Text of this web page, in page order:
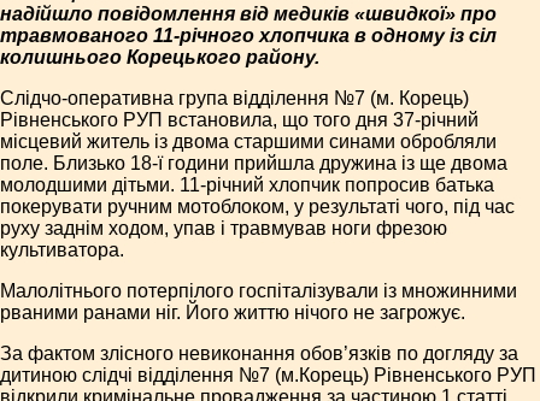
надійшло повідомлення від медиків «швидкої» про
травмованого 11-річного хлопчика в одному із сіл
колишнього Корецького району.
Слідчо-оперативна група відділення №7 (м. Корець)
Рівненського РУП встановила, що того дня 37-річний
місцевий житель із двома старшими синами обробляли
поле. Близько 18-ї години прийшла дружина із ще двома
молодшими дітьми. 11-річний хлопчик попросив батька
покерувати ручним мотоблоком, у результаті чого, під час
руху заднім ходом, упав і травмував ноги фрезою
культиватора.
Малолітнього потерпілого госпіталізували із множинними
рваними ранами ніг. Його життю нічого не загрожує.
За фактом злісного невиконання обов’язків по догляду за
дитиною слідчі відділення №7 (м.Корець) Рівненського РУП
відкрили кримінальне провадження за частиною 1 статті